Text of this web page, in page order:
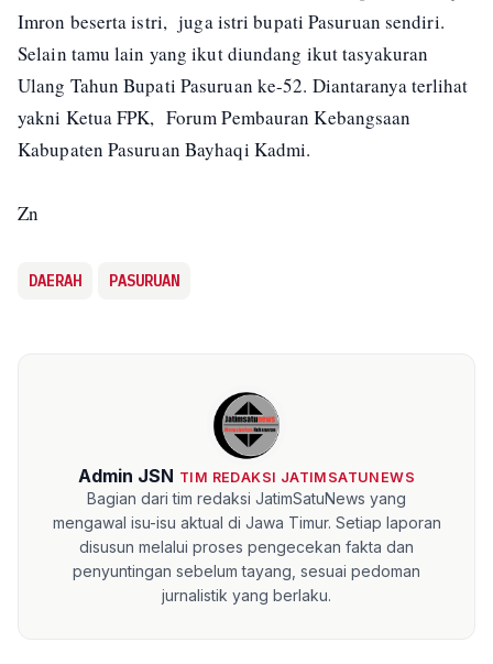
Imron beserta istri, juga istri bupati Pasuruan sendiri.
Selain tamu lain yang ikut diundang ikut tasyakuran
Ulang Tahun Bupati Pasuruan ke-52. Diantaranya terlihat
yakni Ketua FPK, Forum Pembauran Kebangsaan
Kabupaten Pasuruan Bayhaqi Kadmi.
Zn
DAERAH PASURUAN
Admin JSN TIM REDAKSI JATIMSATUNEWS
Bagian dari tim redaksi JatimSatuNews yang
mengawal isu-isu aktual di Jawa Timur. Setiap laporan
disusun melalui proses pengecekan fakta dan
penyuntingan sebelum tayang, sesuai pedoman
jurnalistik yang berlaku.